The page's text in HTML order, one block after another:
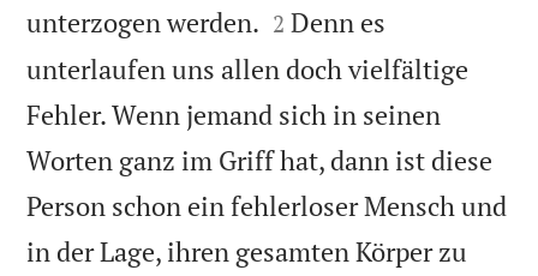
unterzogen werden. 

2 Denn es
unterlaufen uns allen doch vielfältige
Fehler. Wenn jemand sich in seinen
Worten ganz im Griff hat, dann ist diese
Person schon ein fehlerloser Mensch und
in der Lage, ihren gesamten Körper zu